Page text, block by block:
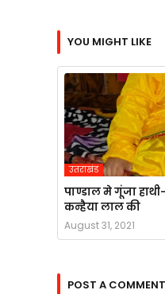
YOU MIGHT LIKE
उतराखंड
पाण्डाल मे गूंजा
कन्हैया लाल की
August 31, 2021
POST A COMMENT